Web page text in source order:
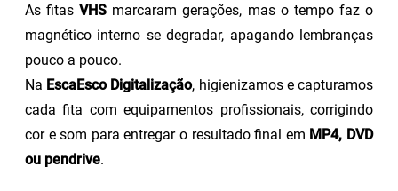
As fitasVHS marcaram gerações, mas o tempo faz o
magnético interno se degradar, apagando lembranças
pouco a pouco.
Na EscaEsco Digitalização, higienizamos e capturamos
cada fita com equipamentos profissionais, corrigindo
cor e som para entregar o resultado final em MP4, DVD
ou pendrive.